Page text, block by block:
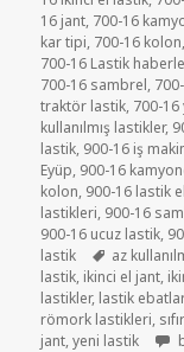
16 jant, 700-16
kar tipi, 700-16 kolon,
700-16 Lastik
700-16 sambrel,
traktör lastik, 700-
kullanılmış lastikler,
lastik, 900-16 iş
Eyüp, 900-16
kolon, 900-16 lastik
lastikleri, 900-16
900-16 ucuz lastik,
lastik
Etiketler
az
lastik, ikinci el jant,
lastikler, lastik
römork lastikleri,
jant,yeni lastik